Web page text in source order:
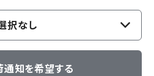
択なし
通知を希望する